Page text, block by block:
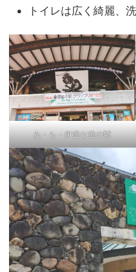
トイレは広く綺麗、
あ・ら・伊達な道の駅